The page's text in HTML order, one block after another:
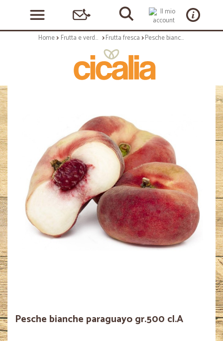
Home Frutta e verdura Frutta fresca Pesche bianche paraguayo gr.500 cl.A
Pesche bianche paraguayo gr.500 cl.A